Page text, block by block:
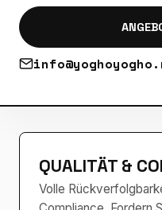
QUALITÄT &
Volle